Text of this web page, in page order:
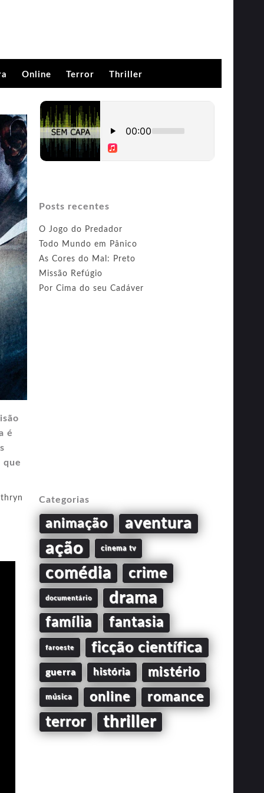
Online Terror Thriller
é
que
Posts recentes
O Jogo do Predador
Todo Mundo em Pânico
As Cores do Mal: Preto
Missão Refúgio
Por Cima do seu Cadáver
Categorias
animação aventura
ação cinema tv
comédia crime
documentário drama
família fantasia
faroeste ficção científica
guerra história mistério
música online romance
terror thriller